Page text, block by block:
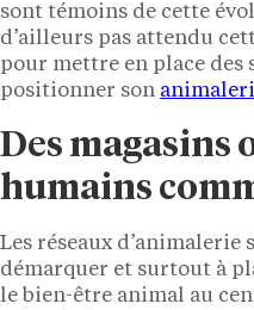
sont témoins de cette
d’ailleurs pas attendu
pour mettre en place des
positionner son
Des magasins
humains
Les réseaux
démarquer et surtout à
le bien-être animal au